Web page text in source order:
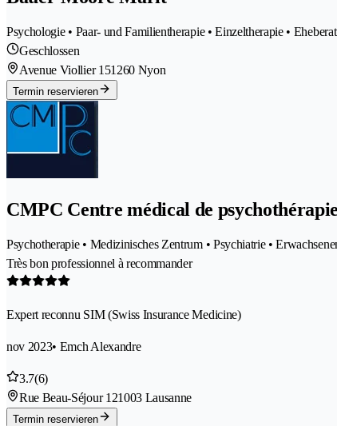
Psychologie • Paar- und Familientherapie • Einzeltherapie •
Geschlossen
Avenue Viollier 151260 Nyon
Termin reservieren
CMPC Centre médical de
Psychotherapie • Medizinisches Zentrum • Psychiatrie •
Très bon professionnel à recommander
Expert reconnu SIM (Swiss Insurance Medicine)
nov 2023• Emch Alexandre
3.7(6)
Rue Beau-Séjour 121003 Lausanne
Termin reservieren